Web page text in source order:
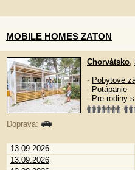
MOBILE HOMES ZATON
Chorvátsko,
- Pobytové
- Potápanie
- Pre rodiny
Doprava:
13.09.2026
13.09.2026